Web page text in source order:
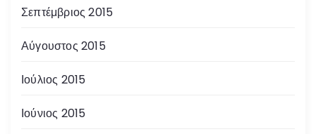
Σεπτέμβριος 2015
Αύγουστος 2015
Ιούλιος 2015
Ιούνιος 2015